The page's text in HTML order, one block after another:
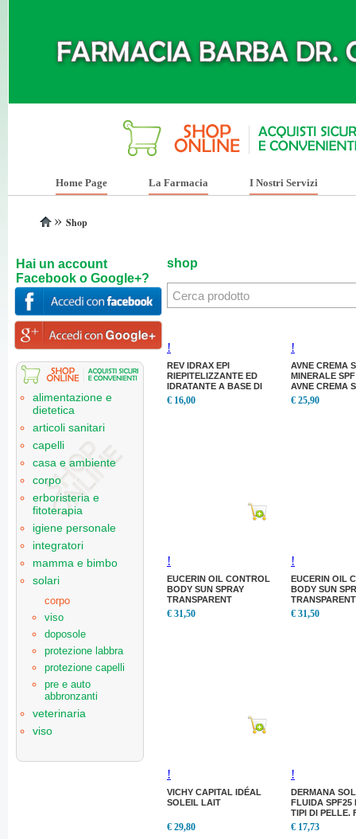
Hai un account
Facebook o Google+?
alimentazione e
dietetica
articoli sanitari
capelli
casa e ambiente
corpo
erboristeria e
fitoterapia
igiene personale
integratori
mamma e bimbo
solari
corpo
viso
doposole
protezione labbra
protezione capelli
pre e auto
abbronzanti
veterinaria
viso
Home Page La Farmacia I Nostri Servizi
» Shop
shop
!
REV IDRAX EPI
RIEPITELIZZANTE ED
IDRATANTE A BASE DI
RAME E ZINCO
SUCRALFATO, CERAMIDI
€ 16,00
!
AVNE CREMA
MINERALE
AVNE CREMA
MINERALE
€ 25,90
!
EUCERIN OIL CONTROL
BODY SUN SPRAY
TRANSPARENT
€ 31,50
!
EUCERIN OIL
BODY SUN
TRANSPARENT
€ 31,50
!
VICHY CAPITAL IDÉAL
SOLEIL LAIT
€ 29,80
!
DERMANA
FLUIDA SPF25
TIPI DI PELLE.
APPLICARE
VERSIONE
€ 17,73